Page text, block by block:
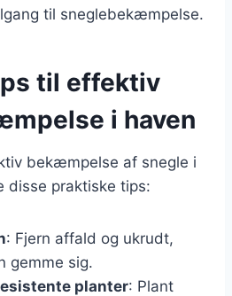
til sneglebekæmpelse.
til effektiv
i haven
bekæmpelse af snegle i
disse praktiske tips:
: Fjern affald og ukrudt,
gemme sig.
planter: Plant